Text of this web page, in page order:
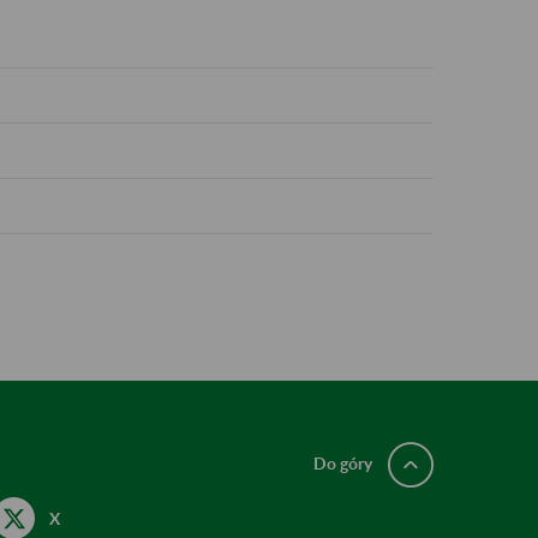
X
Do góry